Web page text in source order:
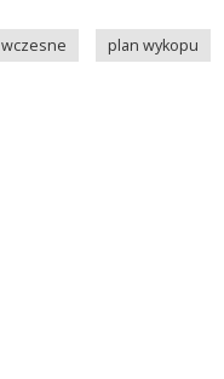
plan wykopu